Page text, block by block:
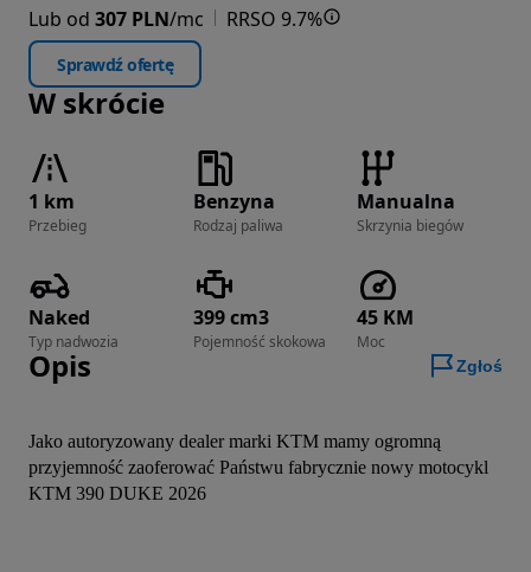
Lub od 307 PLN/mc RRSO 9.7%
Sprawdź ofertę
W skrócie
1 km
Przebieg
Benzyna
Rodzaj paliwa
Manualna
Skrzynia biegów
Naked
Typ nadwozia
399 cm3
Pojemność skokowa
45 KM
Moc
Opis Zgłoś
Jako autoryzowany dealer marki KTM mamy ogromną
przyjemność zaoferować Państwu fabrycznie nowy motocykl
KTM 390 DUKE 2026